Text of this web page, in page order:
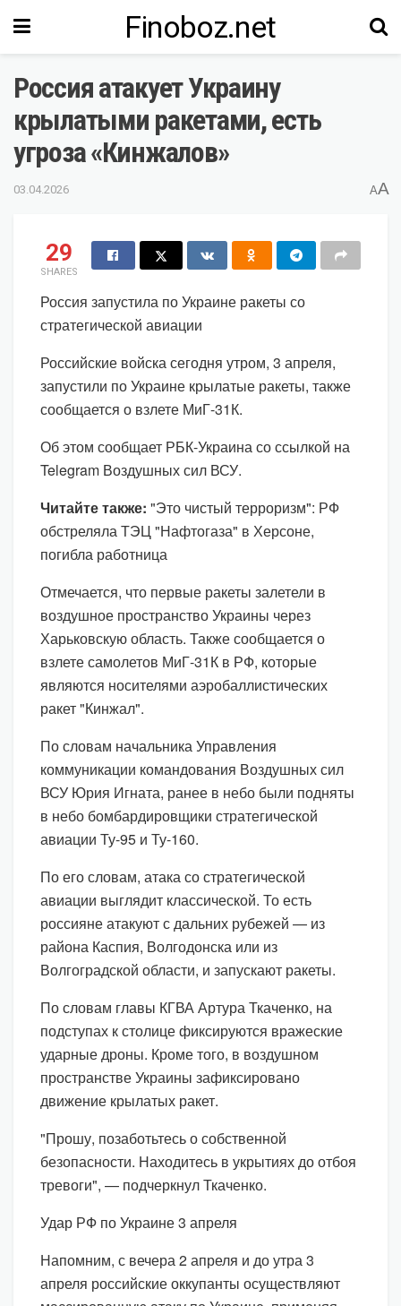
Finoboz.net
Россия атакует Украину
крылатыми ракетами, есть
угроза «Кинжалов»
03.04.2026 AA
29
SHARES
Россия запустила по Украине ракеты со
стратегической авиации
Российские войска сегодня утром, 3 апреля,
запустили по Украине крылатые ракеты, также
сообщается о взлете МиГ-31К.
Об этом сообщает РБК-Украина со ссылкой на
Telegram Воздушных сил ВСУ.
Читайте также: "Это чистый терроризм": РФ
обстреляла ТЭЦ "Нафтогаза" в Херсоне,
погибла работница
Отмечается, что первые ракеты залетели в
воздушное пространство Украины через
Харьковскую область. Также сообщается о
взлете самолетов МиГ-31К в РФ, которые
являются носителями аэробаллистических
ракет "Кинжал".
По словам начальника Управления
коммуникации командования Воздушных сил
ВСУ Юрия Игната, ранее в небо были подняты
в небо бомбардировщики стратегической
авиации Ту-95 и Ту-160.
По его словам, атака со стратегической
авиации выглядит классической. То есть
россияне атакуют с дальних рубежей — из
района Каспия, Волгодонска или из
Волгоградской области, и запускают ракеты.
По словам главы КГВА Артура Ткаченко, на
подступах к столице фиксируются вражеские
ударные дроны. Кроме того, в воздушном
пространстве Украины зафиксировано
движение крылатых ракет.
"Прошу, позаботьтесь о собственной
безопасности. Находитесь в укрытиях до отбоя
тревоги", — подчеркнул Ткаченко.
Удар РФ по Украине 3 апреля
Напомним, с вечера 2 апреля и до утра 3
апреля российские оккупанты осуществляют